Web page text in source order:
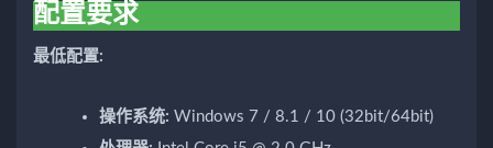
配置要求
最低配置:
操作系统: Windows 7 / 8.1 / 10 (32bit/64bit)